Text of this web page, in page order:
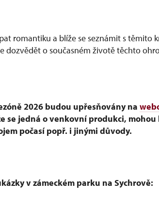
romantiku a blíže se seznámit s těmito
dozvědět o současném životě těchto
2026 budou upřesňovány na
se jedná o venkovní produkci, mohou
počasí popř. i jinými důvody.
v zámeckém parku na Sychrově: